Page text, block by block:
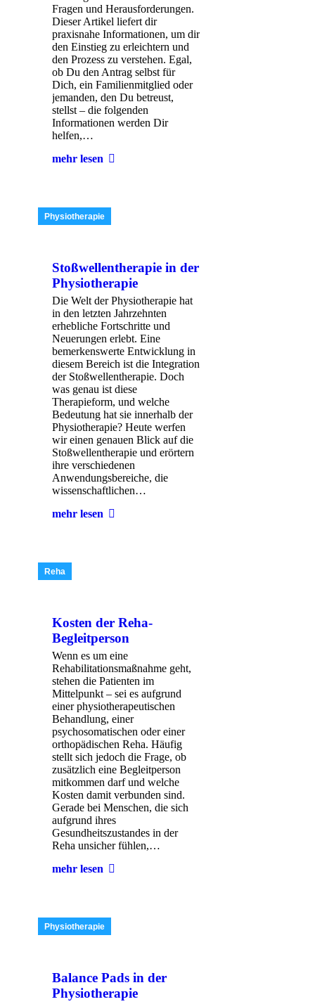
Fragen und Herausforderungen.
Dieser Artikel liefert dir
praxisnahe Informationen, um dir
den Einstieg zu erleichtern und
den Prozess zu verstehen. Egal,
ob Du den Antrag selbst für
Dich, ein Familienmitglied oder
jemanden, den Du betreust,
stellst – die folgenden
Informationen werden Dir
helfen,…
mehr lesen
Physiotherapie
Stoßwellentherapie in der
Physiotherapie
Die Welt der Physiotherapie hat
in den letzten Jahrzehnten
erhebliche Fortschritte und
Neuerungen erlebt. Eine
bemerkenswerte Entwicklung in
diesem Bereich ist die Integration
der Stoßwellentherapie. Doch
was genau ist diese
Therapieform, und welche
Bedeutung hat sie innerhalb der
Physiotherapie? Heute werfen
wir einen genauen Blick auf die
Stoßwellentherapie und erörtern
ihre verschiedenen
Anwendungsbereiche, die
wissenschaftlichen…
mehr lesen
Reha
Kosten der Reha-
Begleitperson
Wenn es um eine
Rehabilitationsmaßnahme geht,
stehen die Patienten im
Mittelpunkt – sei es aufgrund
einer physiotherapeutischen
Behandlung, einer
psychosomatischen oder einer
ortho­pädischen Reha. Häufig
stellt sich jedoch die Frage, ob
zusätzlich eine Begleitperson
mitkommen darf und welche
Kosten damit verbunden sind.
Gerade bei Menschen, die sich
aufgrund ihres
Gesundheitszustandes in der
Reha unsicher fühlen,…
mehr lesen
Physiotherapie
Balance Pads in der
Physiotherapie